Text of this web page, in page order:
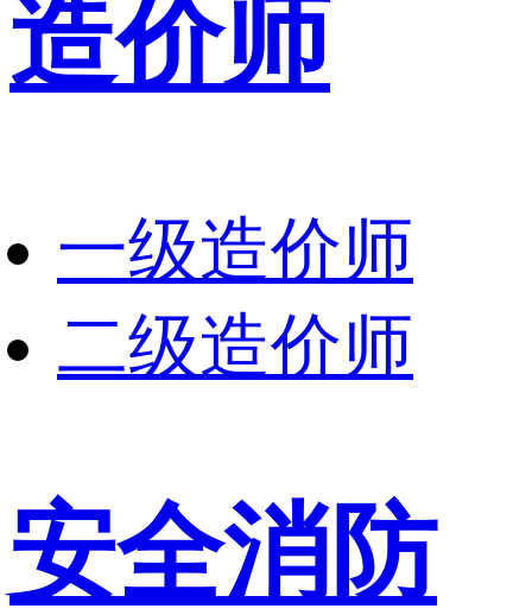
造价师
一级造价师
二级造价师
安全消防